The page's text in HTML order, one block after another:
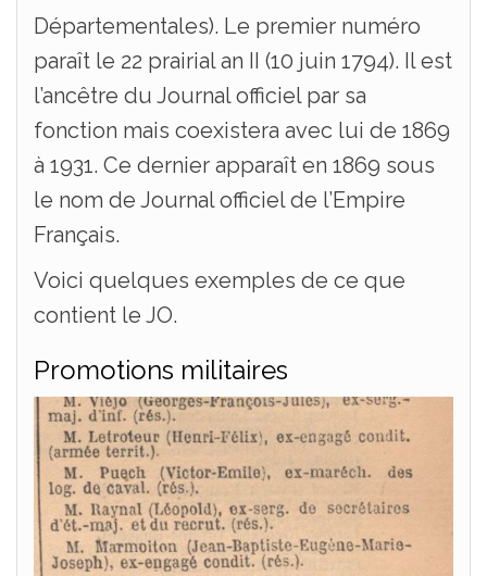
Départementales). Le premier numéro
paraît le 22 prairial an II (10 juin 1794). Il est
l’ancêtre du Journal officiel par sa
fonction mais coexistera avec lui de 1869
à 1931. Ce dernier apparaît en 1869 sous
le nom de Journal officiel de l’Empire
Français.
Voici quelques exemples de ce que
contient le JO.
Promotions militaires